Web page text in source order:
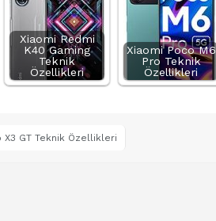
Xiaomi Redmi
K40 Gaming
Teknik
Özellikleri
Xiaomi Poco M6
Pro Teknik
Özellikleri
X3 GT Teknik Özellikleri